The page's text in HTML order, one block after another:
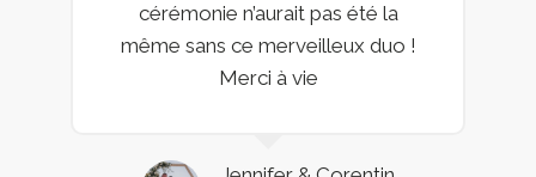
cérémonie n’aurait pas été la
même sans ce merveilleux duo !
Merci à vie